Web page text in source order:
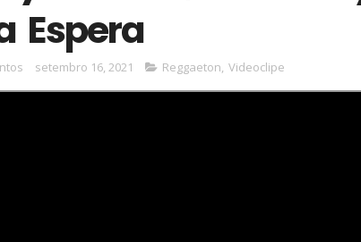
Espera
setembro 16, 2021 Reggaeton, Videoclipe